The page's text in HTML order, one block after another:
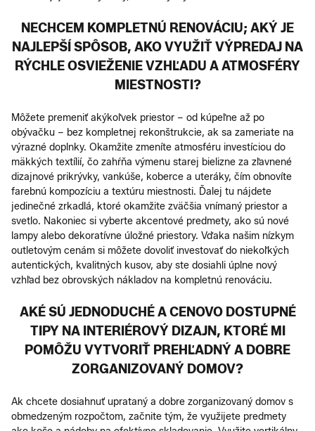
NECHCEM KOMPLETNÚ RENOVÁCIU; AKÝ JE
NAJLEPŠÍ SPÔSOB, AKO VYUŽIŤ VÝPREDAJ NA
RÝCHLE OSVIEŽENIE VZHĽADU A ATMOSFÉRY
MIESTNOSTI?
Môžete premeniť akýkoľvek priestor – od kúpeľne až po
obývačku – bez kompletnej rekonštrukcie, ak sa zameriate na
výrazné doplnky. Okamžite zmeníte atmosféru investíciou do
mäkkých textílií, čo zahŕňa výmenu starej bielizne za zľavnené
dizajnové prikrývky, vankúše, koberce a uteráky, čím obnovíte
farebnú kompozíciu a textúru miestnosti. Ďalej tu nájdete
jedinečné zrkadlá, ktoré okamžite zväčšia vnímaný priestor a
svetlo. Nakoniec si vyberte akcentové predmety, ako sú nové
lampy alebo dekoratívne úložné priestory. Vďaka našim nízkym
outletovým cenám si môžete dovoliť investovať do niekoľkých
autentických, kvalitných kusov, aby ste dosiahli úplne nový
vzhľad bez obrovských nákladov na kompletnú renováciu.
AKÉ SÚ JEDNODUCHÉ A CENOVO DOSTUPNÉ
TIPY NA INTERIÉROVÝ DIZAJN, KTORÉ MI
POMÔŽU VYTVORIŤ PREHĽADNÝ A DOBRE
ZORGANIZOVANÝ DOMOV?
Ak chcete dosiahnuť uprataný a dobre zorganizovaný domov s
obmedzeným rozpočtom, začnite tým, že využijete predmety